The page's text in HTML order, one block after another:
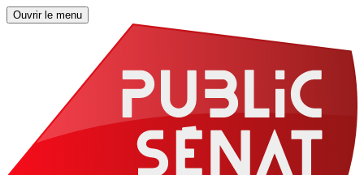
Ouvrir le menu